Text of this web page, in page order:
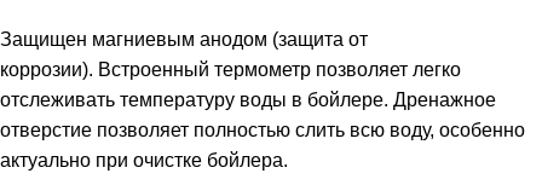
Защищен магниевым анодом (защита от
коррозии). Встроенный термометр позволяет легко
отслеживать температуру воды в бойлере. Дренажное
отверстие позволяет полностью слить всю воду, особенно
актуально при очистке бойлера.